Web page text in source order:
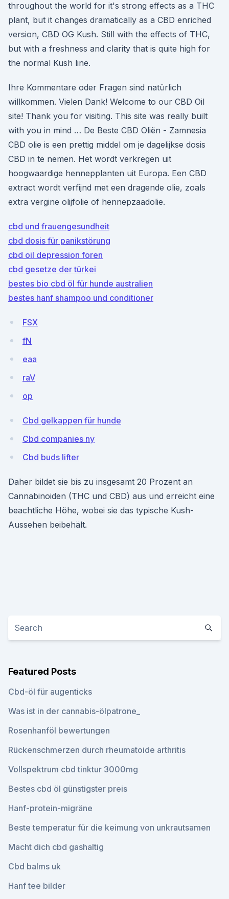
throughout the world for it's strong effects as a THC
plant, but it changes dramatically as a CBD enriched
version, CBD OG Kush. Still with the effects of THC,
but with a freshness and clarity that is quite high for
the normal Kush line.
Ihre Kommentare oder Fragen sind natürlich
willkommen. Vielen Dank! Welcome to our CBD Oil
site! Thank you for visiting. This site was really built
with you in mind … De Beste CBD Oliën - Zamnesia
CBD olie is een prettig middel om je dagelijkse dosis
CBD in te nemen. Het wordt verkregen uit
hoogwaardige hennepplanten uit Europa. Een CBD
extract wordt verfijnd met een dragende olie, zoals
extra vergine olijfolie of hennepzaadolie.
cbd und frauengesundheit
cbd dosis für panikstörung
cbd oil depression foren
cbd gesetze der türkei
bestes bio cbd öl für hunde australien
bestes hanf shampoo und conditioner
FSX
fN
eaa
raV
op
Cbd gelkappen für hunde
Cbd companies ny
Cbd buds lifter
Daher bildet sie bis zu insgesamt 20 Prozent an
Cannabinoiden (THC und CBD) aus und erreicht eine
beachtliche Höhe, wobei sie das typische Kush-
Aussehen beibehält.
Featured Posts
Cbd-öl für augenticks
Was ist in der cannabis-ölpatrone_
Rosenhanföl bewertungen
Rückenschmerzen durch rheumatoide arthritis
Vollspektrum cbd tinktur 3000mg
Bestes cbd öl günstigster preis
Hanf-protein-migräne
Beste temperatur für die keimung von unkrautsamen
Macht dich cbd gashaltig
Cbd balms uk
Hanf tee bilder